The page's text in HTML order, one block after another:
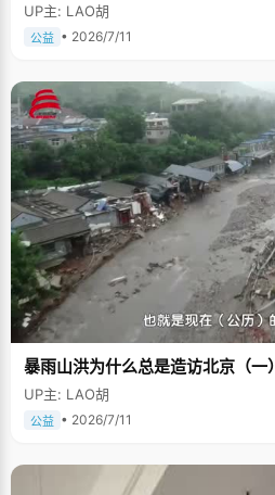
UP主: LAO胡
公益 • 2026/7/11
暴雨山洪为什么总是造访北京（一）
UP主: LAO胡
公益 • 2026/7/11